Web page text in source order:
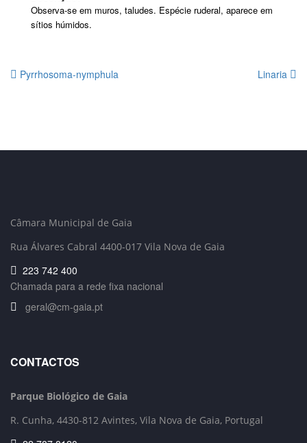
Observa-se em muros, taludes. Espécie ruderal, aparece em
sítios húmidos.
Pyrrhosoma-nymphula Linaria
Câmara Municipal de Gaia
Rua Álvares Cabral 4400-017 Vila Nova de Gaia
223 742 400
Chamada para a rede fixa nacional
geral@cm-gaia.pt
CONTACTOS
Parque Biológico de Gaia
R. Cunha, 4430-812 Avintes, Vila Nova de Gaia, Portugal